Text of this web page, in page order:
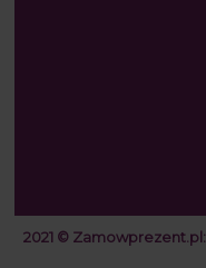
2021 © Zamowprezent.pl: